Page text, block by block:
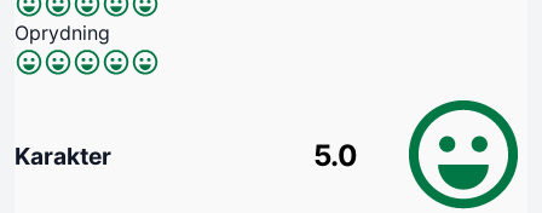
Oprydning
Karakter 5.0